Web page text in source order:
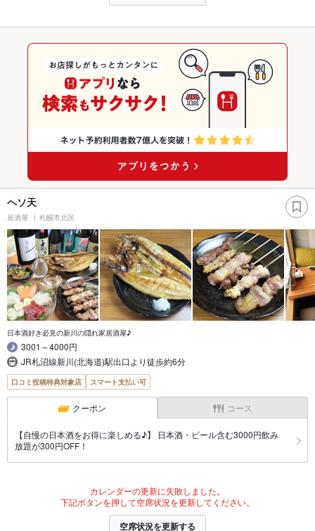
ヘソ天
居酒屋 札幌市北区
日本酒好き必見の新川の隠れ家居酒屋♪
3001～4000円
JR札沼線新川(北海道)駅出口より徒歩約6分
口コミ投稿特典対象店 スマート支払い可
クーポン コース
【自慢の日本酒をお得に楽しめる♪】 日本酒・ビール含む3000円飲み
放題が300円OFF！
カレンダーの更新に失敗しました。
下記ボタンを押して空席状況を更新してください。
空席状況を更新する